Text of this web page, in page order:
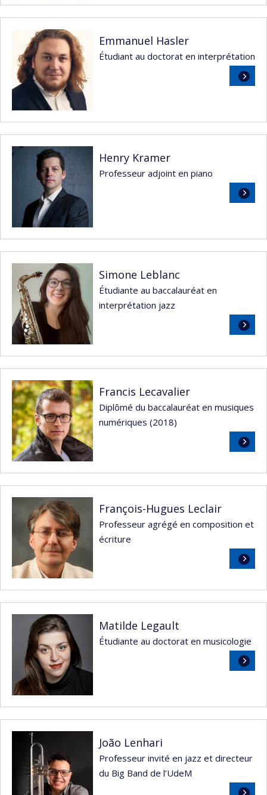
suite
Emmanuel Hasler
Étudiant au doctorat en interprétation
Lire
la
Henry Kramer
Professeur adjoint en piano
Lire
la
Simone Leblanc
Étudiante au baccalauréat en
interprétation jazz
Lire
la
suite
Francis Lecavalier
Diplômé du baccalauréat en musiques
numériques (2018)
Lire
la
suite
François-Hugues Leclair
Professeur agrégé en composition et
écriture
Lire
la
suite
Matilde Legault
Étudiante au doctorat en musicologie
Lire
la
João Lenhari
Professeur invité en jazz et directeur
du Big Band de l’UdeM
Lire